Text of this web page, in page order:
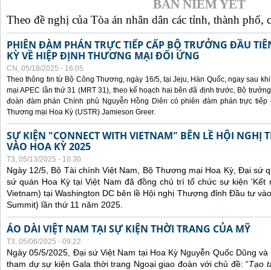
BẢN NIÊM YẾT
Theo đề nghị của Tòa án nhân dân các tỉnh, thành phố,
PHIÊN ĐÀM PHÁN TRỰC TIẾP CẤP BỘ TRƯỞNG ĐẦU
KỲ VỀ HIỆP ĐỊNH THƯƠNG MẠI ĐỐI ỨNG
CN, 05/18/2025 - 16:05
Theo thông tin từ Bộ Công Thương, ngày 16/5, tại Jeju, Hàn Quốc, ngay sau
mại APEC lần thứ 31 (MRT 31), theo kế hoạch hai bên đã định trước, Bộ
đoàn đàm phán Chính phủ Nguyễn Hồng Diên có phiên đàm phán trực
Thương mại Hoa Kỳ (USTR) Jamieson Greer.
SỰ KIỆN "CONNECT WITH VIETNAM" BÊN LỀ HỘI
VÀO HOA KỲ 2025
T3, 05/13/2025 - 10:30
Ngày 12/5, Bộ Tài chính Việt Nam, Bộ Thương mại Hoa Kỳ, Đại sứ
sứ quán Hoa Kỳ tại Việt Nam đã đồng chủ trì tổ chức sự kiện 'Kết
Vietnam) tại Washington DC bên lề Hội nghị Thượng đỉnh Đầu tư
Summit) lần thứ 11 năm 2025.
ÁO DÀI VIỆT NAM TẠI SỰ KIỆN THỜI TRANG CỦA MỸ
T3, 05/06/2025 - 09:22
Ngày 05/5/2025, Đại sứ Việt Nam tại Hoa Kỳ Nguyễn Quốc Dũng
tham dự sự kiện Gala thời trang Ngoại giao đoàn với chủ đề: “Tạo